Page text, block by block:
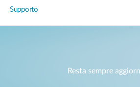
Supporto
Resta sempre